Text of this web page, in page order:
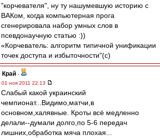
"корчевателя", ну ту нашумевшую историю с
ВАКом, когда компьютерная прога
сгенерировала набор умных слов в
псевдонаучную статью :))
«Корчеватель: алгоритм типичной унификации
точек доступа и избыточности"(с)
Край -
01 ноя 2011 22:13
Слабый какой украинский
чемпионат...Видимо,матчи,в
основном,халявные. Кроты всё медленно
делали--думали долго,по 5-6 передач
лишних,обработка мяча плохая...